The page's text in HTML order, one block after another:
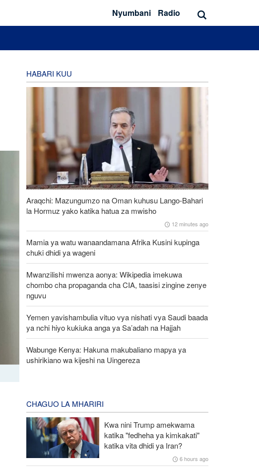
Nyumbani Radio
HABARI KUU
Araqchi: Mazungumzo na Oman kuhusu Lango-Bahari
la Hormuz yako katika hatua za mwisho
12 minutes ago
Mamia ya watu wanaandamana Afrika Kusini kupinga
chuki dhidi ya wageni
Mwanzilishi mwenza aonya: Wikipedia imekuwa
chombo cha propaganda cha CIA, taasisi zingine zenye
nguvu
Yemen yavishambulia vituo vya nishati vya Saudi baada
ya nchi hiyo kukiuka anga ya Sa’adah na Hajjah
Wabunge Kenya: Hakuna makubaliano mapya ya
ushirikiano wa kijeshi na Uingereza
CHAGUO LA MHARIRI
Kwa nini Trump amekwama
katika "fedheha ya kimkakati"
katika vita dhidi ya Iran?
6 hours ago